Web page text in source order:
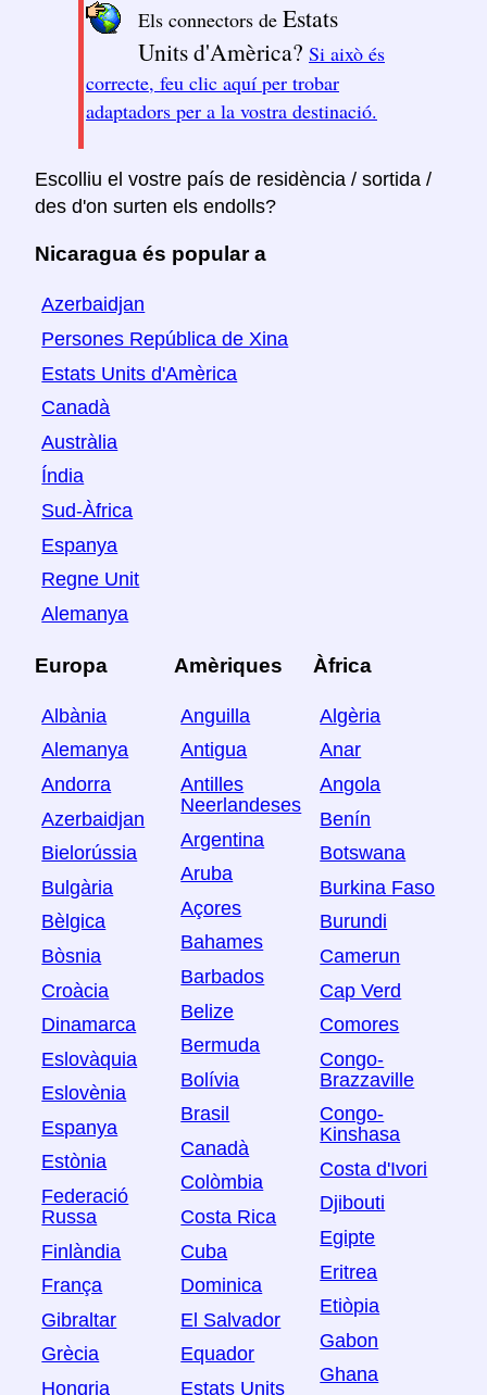
Els connectors de Estats
Units d'Amèrica? Si això és
correcte, feu clic aquí per trobar
adaptadors per a la vostra destinació.
Escolliu el vostre país de residència / sortida /
des d'on surten els endolls?
Nicaragua és popular a
Azerbaidjan
Persones República de Xina
Estats Units d'Amèrica
Canadà
Austràlia
Índia
Sud-Àfrica
Espanya
Regne Unit
Alemanya
Europa
Albània
Alemanya
Andorra
Azerbaidjan
Bielorússia
Bulgària
Bèlgica
Bòsnia
Croàcia
Dinamarca
Eslovàquia
Eslovènia
Espanya
Estònia
Federació
Russa
Finlàndia
França
Gibraltar
Grècia
Hongria
Amèriques
Anguilla
Antigua
Antilles
Neerlandeses
Argentina
Aruba
Açores
Bahames
Barbados
Belize
Bermuda
Bolívia
Brasil
Canadà
Colòmbia
Costa Rica
Cuba
Dominica
El Salvador
Equador
Estats Units
Àfrica
Algèria
Anar
Angola
Benín
Botswana
Burkina Faso
Burundi
Camerun
Cap Verd
Comores
Congo-
Brazzaville
Congo-
Kinshasa
Costa d'Ivori
Djibouti
Egipte
Eritrea
Etiòpia
Gabon
Ghana